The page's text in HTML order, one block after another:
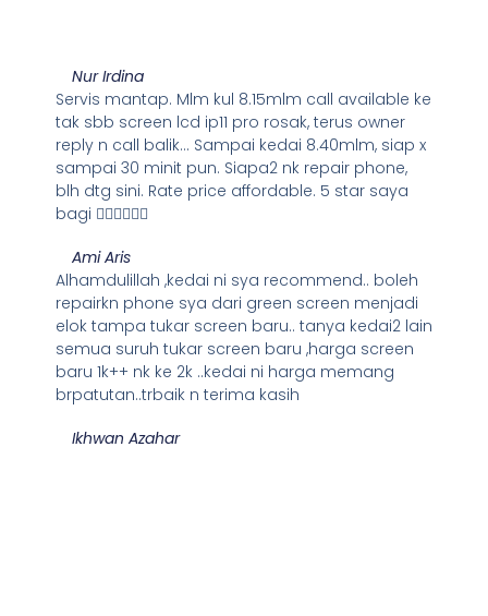
Nur Irdina
Servis mantap. Mlm kul 8.15mlm call available ke
tak sbb screen lcd ip11 pro rosak, terus owner
reply n call balik... Sampai kedai 8.40mlm, siap x
sampai 30 minit pun. Siapa2 nk repair phone,
blh dtg sini. Rate price affordable. 5 star saya
bagi 👍🏻👍🏻👍🏻
Ami Aris
Alhamdulillah ,kedai ni sya recommend.. boleh
repairkn phone sya dari green screen menjadi
elok tampa tukar screen baru.. tanya kedai2 lain
semua suruh tukar screen baru ,harga screen
baru 1k++ nk ke 2k ..kedai ni harga memang
brpatutan..trbaik n terima kasih
Ikhwan Azahar